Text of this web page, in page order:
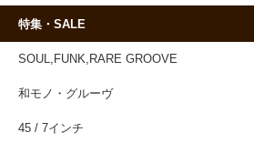
特集・SALE
SOUL,FUNK,RARE GROOVE
和モノ・グルーヴ
45 / 7インチ